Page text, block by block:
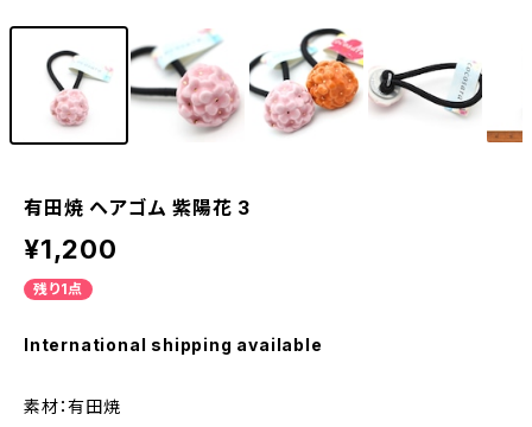
有田焼 ヘアゴム 紫陽花 3
¥1,200
残り1点
International shipping available
素材：有田焼